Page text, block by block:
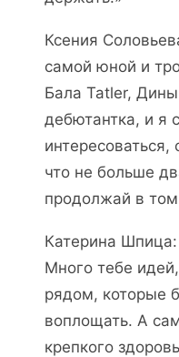
Ксения
самой юной и
Бала Tatler,
дебютантка, и я
что не больше
продолжай в
Катерина
Много тебе
рядом, которые
воплощать. А
крепкого